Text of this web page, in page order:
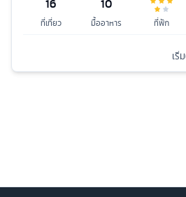
ที่เที่ยว มื้ออาหาร ที่พัก
เริ่